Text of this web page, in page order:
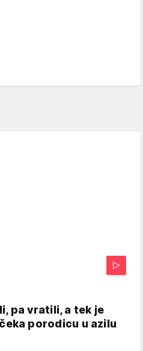
pa vratili, a tek je
porodicu u azilu